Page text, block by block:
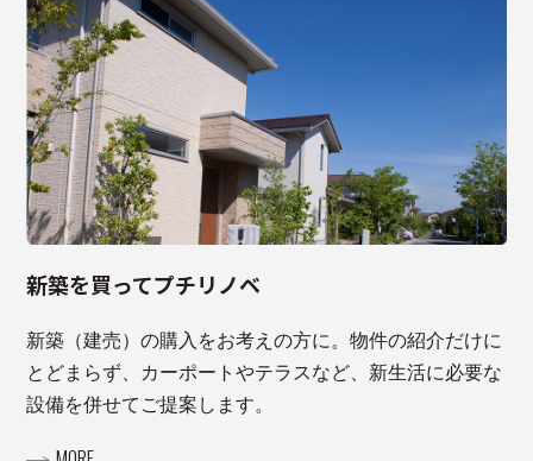
新築を買ってプチリノベ
新築（建売）の購入をお考えの方に。物件の紹介だけに
とどまらず、カーポートやテラスなど、新生活に必要な
設備を併せてご提案します。